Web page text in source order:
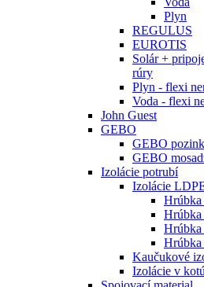
Plyn
REGULUS
EUROTIS
Solár +
rúry
Plyn - flexi
Voda - flexi
John Guest
GEBO
GEBO pozink
GEBO
Izolácie potrubí
Izolácie
Hrúbka
Hrúbka
Hrúbka
Hrúbka
Kaučukové
Izolácie v